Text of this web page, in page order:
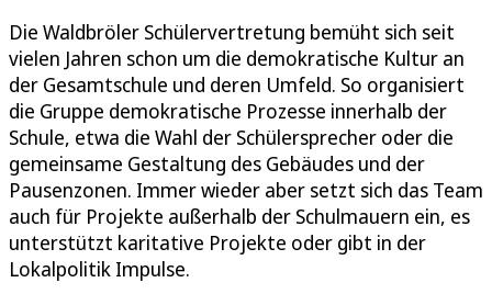
Die Waldbröler Schülervertretung bemüht sich seit
vielen Jahren schon um die demokratische Kultur an
der Gesamtschule und deren Umfeld. So organisiert
die Gruppe demokratische Prozesse innerhalb der
Schule, etwa die Wahl der Schülersprecher oder die
gemeinsame Gestaltung des Gebäudes und der
Pausenzonen. Immer wieder aber setzt sich das Team
auch für Projekte außerhalb der Schulmauern ein, es
unterstützt karitative Projekte oder gibt in der
Lokalpolitik Impulse.